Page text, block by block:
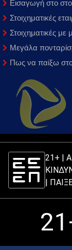
Εισαγωγή στο
Στοιχηματικές
Στοιχηματικές
Μεγάλα
Πως να παίξω
21+ |
|